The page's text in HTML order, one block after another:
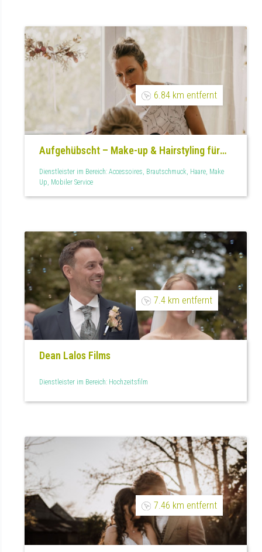
6.84 km entfernt
Aufgehübscht – Make-up & Hairstyling für
jeden Anlass
Dienstleister im Bereich: Accessoires, Brautschmuck, Haare, Make
Up, Mobiler Service
7.4 km entfernt
Dean Lalos Films
Dienstleister im Bereich: Hochzeitsfilm
7.46 km entfernt